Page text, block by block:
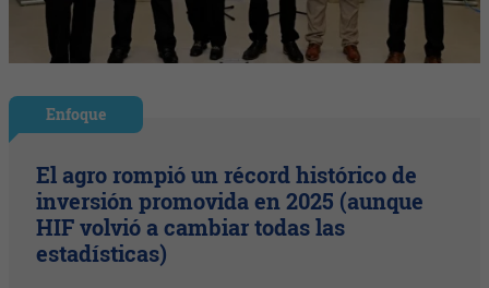
Enfoque
El agro rompió un récord histórico de
inversión promovida en 2025 (aunque
HIF volvió a cambiar todas las
estadísticas)